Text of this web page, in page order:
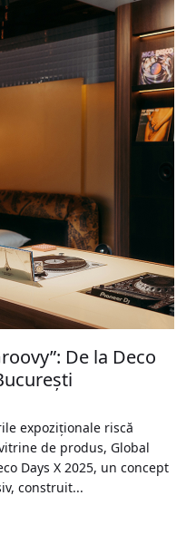
De la Deco
expoziționale riscă
de produs, Global
Days X 2025, un concept
construit...